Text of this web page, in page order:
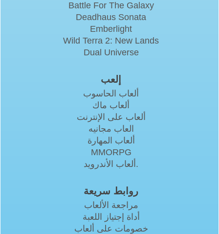
Battle For The Galaxy
Deadhaus Sonata
Emberlight
Wild Terra 2: New Lands
Dual Universe
إلعب
ألعاب الحاسوب
ألعاب ماك
ألعاب على الإنترنت
العاب مجانيه
ألعاب المهارة
MMORPG
ألعاب الأندرويد.
روابط سريعة
مراجعة الألعاب
أداة إجتياز اللعبة
خصومات على ألعاب